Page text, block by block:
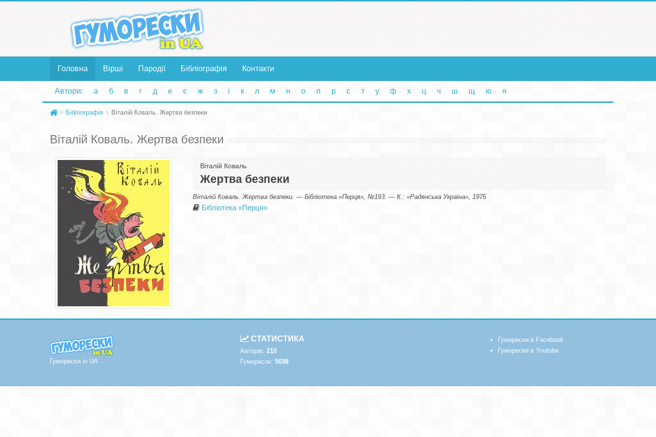
Головна Вірші Пародії Бібліографія Контакти
Автори: а б в г д е є ж з і к л м н о п р с т у ф х ц ч ш щ ю я
Бібліографія Віталій Коваль. Жертва безпеки
Віталій Коваль. Жертва безпеки
Віталій Коваль
Жертва безпеки
Віталій Коваль. Жертва безпеки. — Бібліотека «Перця», №193. — К.: «Радянська Україна», 1975
Бібліотека «Перця»
Гуморески in UA
СТАТИСТИКА
Авторів: 210
Гуморесок: 5698
Гуморески в Facebook
Гуморески в Youtube